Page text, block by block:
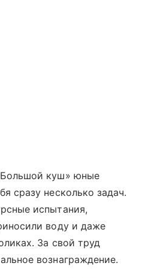
куш» юные
сразу несколько задач.
испытания,
воду и даже
За свой труд
вознаграждение.